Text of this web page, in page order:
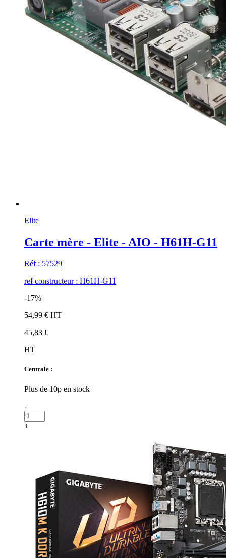
Elite
Carte mère - Elite - AIO - H61H-G11
Réf : 57529
ref constructeur : H61H-G11
-17%
54,99 € HT
45,83 €
HT
Centrale :
Plus de 10p en stock
-
+